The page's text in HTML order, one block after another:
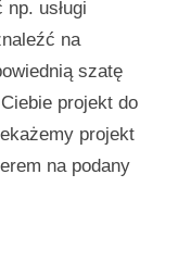
usługi
na
szatę
projekt do
projekt
na podany